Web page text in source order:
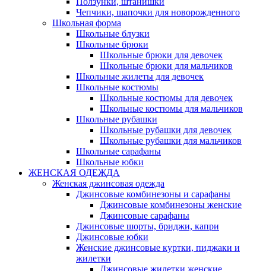
Чепчики, шапочки для новорожденного
Школьная форма
Школьные блузки
Школьные брюки
Школьные брюки для девочек
Школьные брюки для мальчиков
Школьные жилеты для девочек
Школьные костюмы
Школьные костюмы для девочек
Школьные костюмы для мальчиков
Школьные рубашки
Школьные рубашки для девочек
Школьные рубашки для мальчиков
Школьные сарафаны
Школьные юбки
ЖЕНСКАЯ ОДЕЖДА
Женская джинсовая одежда
Джинсовые комбинезоны и сарафаны
Джинсовые комбинезоны женские
Джинсовые сарафаны
Джинсовые шорты, бриджи, капри
Джинсовые юбки
Женские джинсовые куртки, пиджаки и
жилетки
Джинсовые жилетки женские